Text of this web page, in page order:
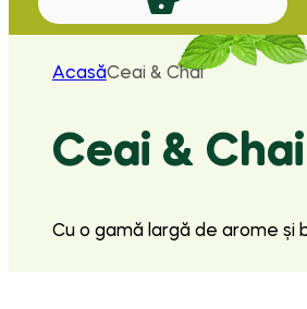
AcasăCeai & Chai
Ceai &
Cu o gamă largă de arome și